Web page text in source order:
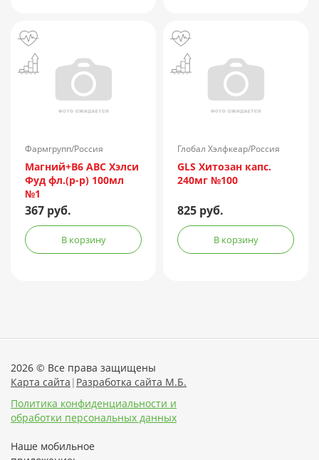
Фармгрупп/Россия
Магний+B6 ABC Хэлси
Фуд фл.(р-р) 100мл
№1
367 руб.
В корзину
Глобал Хэлфкеар/Россия
GLS Хитозан капс.
240мг №100
825 руб.
В корзину
2026 © Все права защищены
Карта сайта | Разработка сайта М.Б.
Политика конфиденциальности и
обработки персональных данных
Наше мобильное